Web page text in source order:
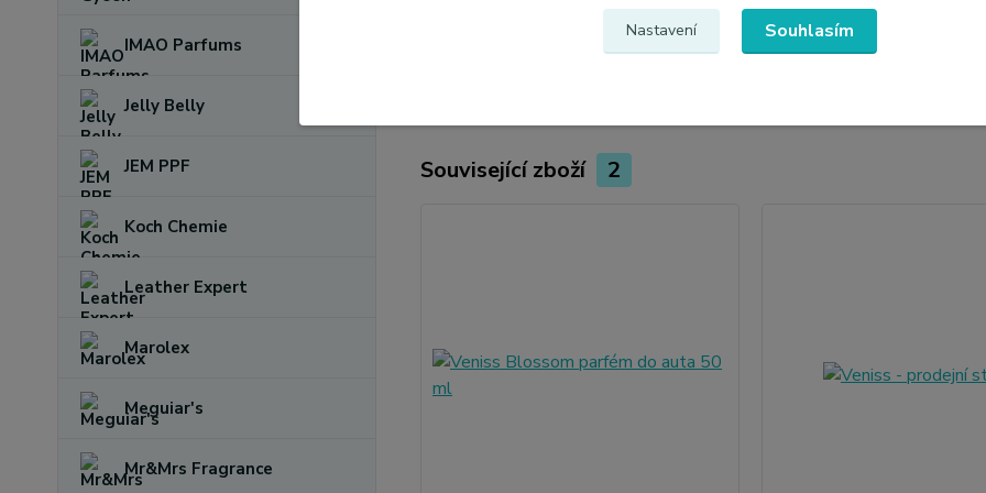
IMAO Parfums
Jelly Belly
JEM PPF
Koch Chemie
Leather Expert
Marolex
Meguiar's
Mr&Mrs Fragrance
Sada 1x parfém, 1x dřevěný
Související zboží 2
Nastavení Souhlasím